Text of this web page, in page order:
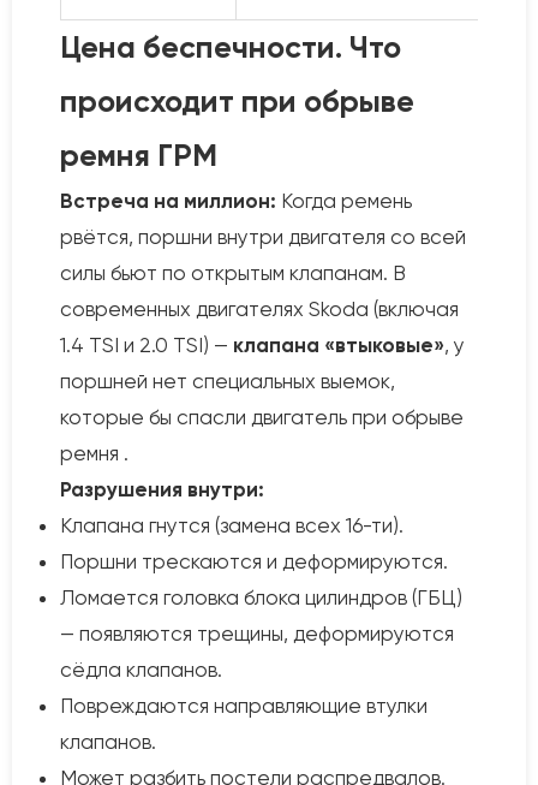
Цена беспечности. Что
происходит при обрыве
ремня ГРМ
Встреча на миллион: Когда ремень
рвётся, поршни внутри двигателя со всей
силы бьют по открытым клапанам. В
современных двигателях Skoda (включая
1.4 TSI и 2.0 TSI) — клапана «втыковые», у
поршней нет специальных выемок,
которые бы спасли двигатель при обрыве
ремня .
Разрушения внутри:
Клапана гнутся (замена всех 16-ти).
Поршни трескаются и деформируются.
Ломается головка блока цилиндров (ГБЦ)
— появляются трещины, деформируются
сёдла клапанов.
Повреждаются направляющие втулки
клапанов.
Может разбить постели распредвалов.